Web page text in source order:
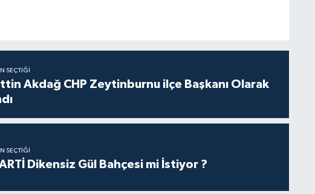
SEÇTIĞI
Akdağ CHP Zeytinburnu ilçe Başkanı Olarak
SEÇTIĞI
Dikensiz Gül Bahçesi mi İstiyor ?